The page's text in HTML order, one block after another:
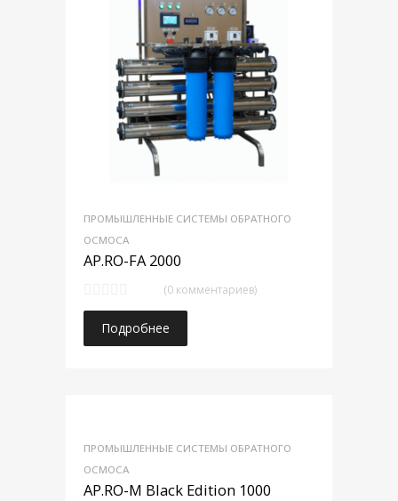
ПРОМЫШЛЕННЫЕ СИСТЕМЫ ОБРАТНОГО
ОСМОСА
AP.RO-FA 2000
(0 комментариев)
Подробнее
ПРОМЫШЛЕННЫЕ СИСТЕМЫ ОБРАТНОГО
ОСМОСА
AP.RO-M Black Edition 1000